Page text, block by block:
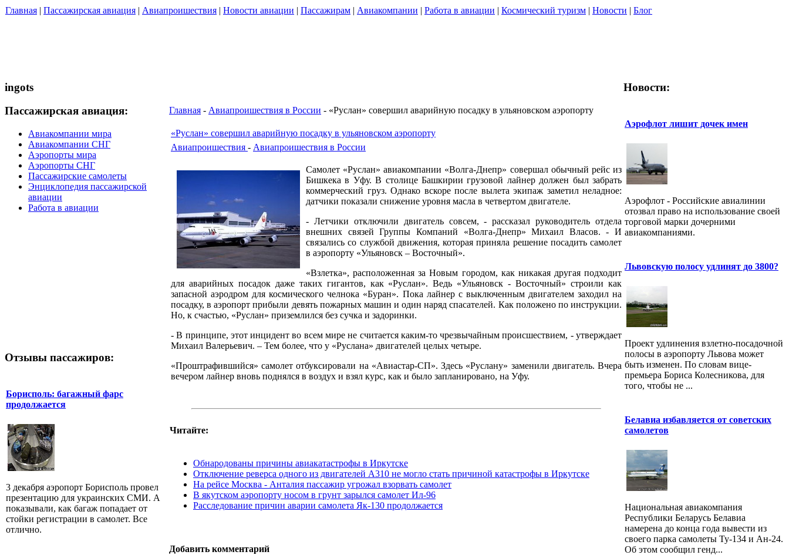
Главная | Пассажирская авиация | Авиапроишествия | Новости авиации | Пассажирам | Авиакомпании | Работа в авиации | Космический туризм | Новости | Блог
ingots
Пассажирская авиация:
Авиакомпании мира
Авиакомпании СНГ
Аэропорты мира
Аэропорты СНГ
Пассажирские самолеты
Энциклопедия пассажирской
авиации
Работа в авиации
Отзывы пассажиров:
Борисполь: багажный фарс
продолжается
3 декабря аэропорт Борисполь провел
презентацию для украинских СМИ. А
показывали, как багаж попадает от
стойки регистрации в самолет. Все
отлично.
Главная - Авиапроишествия в России - «Руслан» совершил аварийную посадку в ульяновском аэропорту
«Руслан» совершил аварийную посадку в ульяновском аэропорту
Авиапроишествия - Авиапроишествия в России
Самолет «Руслан» авиакомпании «Волга-Днепр» совершал обычный рейс из
Бишкека в Уфу. В столице Башкирии грузовой лайнер должен был забрать
коммерческий груз. Однако вскоре после вылета экипаж заметил неладное:
датчики показали снижение уровня масла в четвертом двигателе.
- Летчики отключили двигатель совсем, - рассказал руководитель отдела
внешних связей Группы Компаний «Волга-Днепр» Михаил Власов. - И
связались со службой движения, которая приняла решение посадить самолет
в аэропорту «Ульяновск – Восточный».
«Взлетка», расположенная за Новым городом, как никакая другая подходит
для аварийных посадок даже таких гигантов, как «Руслан». Ведь «Ульяновск - Восточный» строили как
запасной аэродром для космического челнока «Буран». Пока лайнер с выключенным двигателем заходил на
посадку, в аэропорт прибыли девять пожарных машин и один наряд спасателей. Как положено по инструкции.
Но, к счастью, «Руслан» приземлился без сучка и задоринки.
- В принципе, этот инцидент во всем мире не считается каким-то чрезвычайным происшествием, - утверждает
Михаил Валерьевич. – Тем более, что у «Руслана» двигателей целых четыре.
«Проштрафившийся» самолет отбуксировали на «Авиастар-СП». Здесь «Руслану» заменили двигатель. Вчера
вечером лайнер вновь поднялся в воздух и взял курс, как и было запланировано, на Уфу.
Читайте:
Обнародованы причины авиакатастрофы в Иркутске
Отключение реверса одного из двигателей А310 не могло стать причиной катастрофы в Иркутске
На рейсе Москва - Анталия пассажир угрожал взорвать самолет
В якутском аэропорту носом в грунт зарылся самолет Ил-96
Расследование причин аварии самолета Як-130 продолжается
Добавить комментарий
Новости:
Аэрофлот лишит дочек имен
Аэрофлот - Российские авиалинии
отозвал право на использование своей
торговой марки дочерними
авиакомпаниями.
Львовскую полосу удлинят до 3800?
Проект удлинения взлетно-посадочной
полосы в аэропорту Львова может
быть изменен. По словам вице-
премьера Бориса Колесникова, для
того, чтобы не ...
Белавиа избавляется от советских
самолетов
Национальная авиакомпания
Республики Беларусь Белавиа
намерена до конца года вывести из
своего парка самолеты Ту-134 и Ан-24.
Об этом сообщил генд...